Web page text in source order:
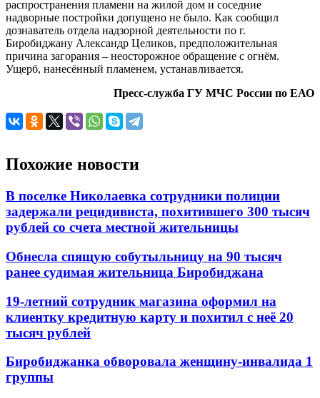
распространения пламени на жилой дом и соседние
надворные постройки допущено не было. Как сообщил
дознаватель отдела надзорной деятельности по г.
Биробиджану Александр Целиков, предположительная
причина загорания – неосторожное обращение с огнём.
Ущерб, нанесённый пламенем, устанавливается.
Пресс-служба ГУ МЧС России по ЕАО
Похожие новости
В поселке Николаевка сотрудники полиции
задержали рецидивиста, похитившего 300 тысяч
рублей со счета местной жительницы
Обнесла спящую собутыльницу на 90 тысяч
ранее судимая жительница Биробиджана
19-летний сотрудник магазина оформил на
клиентку кредитную карту и похитил с неё 20
тысяч рублей
Биробиджанка обворовала женщину-инвалида 1
группы